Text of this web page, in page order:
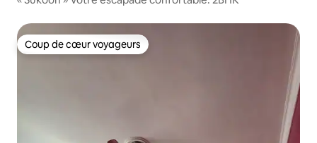
Coup de cœur voyageurs
Coup de cœur voyageurs